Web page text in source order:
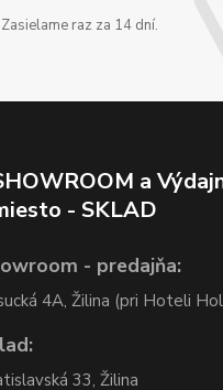
raz za 14 dní.
a
- SKLAD
- predajňa:
4A, Žilina (pri Hoteli
33, Žilina